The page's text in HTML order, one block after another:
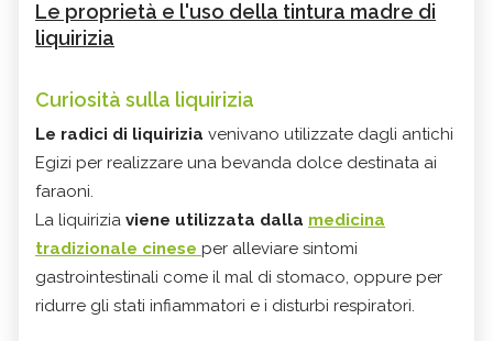
Le proprietà e l'uso della tintura madre di
liquirizia
Curiosità sulla liquirizia
Le radici di liquirizia venivano utilizzate dagli antichi
Egizi per realizzare una bevanda dolce destinata ai
faraoni.
La liquirizia viene utilizzata dalla medicina
tradizionale cinese per alleviare sintomi
gastrointestinali come il mal di stomaco, oppure per
ridurre gli stati infiammatori e i disturbi respiratori.